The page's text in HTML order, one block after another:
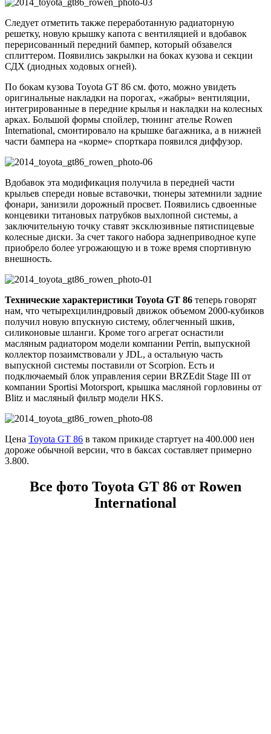
Следует отметить также переработанную радиаторную
решетку, новую крышку капота с вентиляцией и вдобавок
перерисованный передний бампер, который обзавелся
сплиттером. Появились закрылки на боках кузова и секции
СДХ (диодных ходовых огней).
По бокам кузова Toyota GT 86 см. фото, можно увидеть
оригинальные накладки на порогах, «жабры» вентиляции,
интегрированные в передние крылья и накладки на колесных
арках. Большой формы спойлер, тюнинг ателье Rowen
International, смонтировало на крышке багажника, а в нижней
части бампера на «корме» спорткара появился диффузор.
Вдобавок эта модификация получила в передней части
крыльев спереди новые вставочки, тюнеры затемнили задние
фонари, занизили дорожный просвет. Появились сдвоенные
концевики титановых патрубков выхлопной системы, а
заключительную точку ставят эксклюзивные пятиспицевые
колесные диски. За счет такого набора заднеприводное купе
приобрело более угрожающую и в тоже время спортивную
внешность.
Технические характеристики Toyota GT 86 теперь говорят
нам, что четырехцилиндровый движок объемом 2000-кубиков
получил новую впускную систему, облегченный шкив,
силиконовые шланги. Кроме того агрегат оснастили
масляным радиатором модели компании Perrin, выпускной
коллектор позаимствовали у JDL, а остальную часть
выпускной системы поставили от Scorpion. Есть и
подключаемый блок управления серии BRZEdit Stage III от
компании Sportisi Motorsport, крышка масляной горловины от
Blitz и масляный фильтр модели HKS.
Цена Toyota GT 86 в таком прикиде стартует на 400.000 иен
дороже обычной версии, что в баксах составляет примерно
3.800.
Все фото Toyota GT 86 от Rowen
International